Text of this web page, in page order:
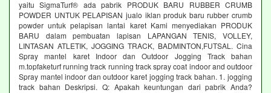
yaitu SigmaTurf® ada pabrik PRODUK BARU RUBBER CRUMB
POWDER UNTUK PELAPISAN jualo iklan produk baru rubber crumb
powder untuk pelapisan lantai karet Kami menyediakan PRODUK
BARU dalam pembuatan lapisan LAPANGAN TENIS, VOLLEY,
LINTASAN ATLETIK, JOGGING TRACK, BADMINTON,FUTSAL. Cina
Spray mantel karet Indoor dan Outdoor Jogging Track bahan
m.topfaketurf running track running track spray coat indoor and outdoor
Spray mantel indoor dan outdoor karet jogging track bahan. 1. jogging
track bahan Deskripsi. Q: Apakah keuntungan dari pabrik Anda?